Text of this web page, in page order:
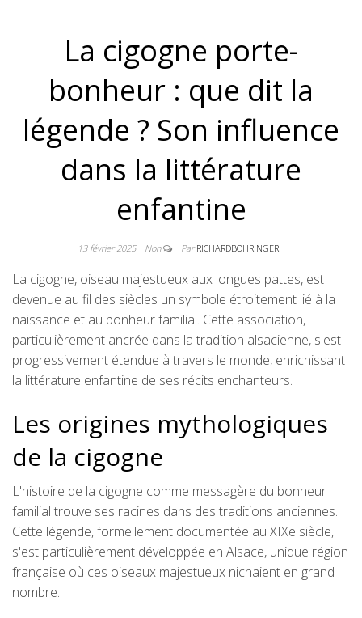
La cigogne porte-
bonheur : que dit la
légende ? Son influence
dans la littérature
enfantine
13 février 2025 Non ParRICHARDBOHRINGER
La cigogne, oiseau majestueux aux longues pattes, est
devenue au fil des siècles un symbole étroitement lié à la
naissance et au bonheur familial. Cette association,
particulièrement ancrée dans la tradition alsacienne, s'est
progressivement étendue à travers le monde, enrichissant
la littérature enfantine de ses récits enchanteurs.
Les origines mythologiques
de la cigogne
L'histoire de la cigogne comme messagère du bonheur
familial trouve ses racines dans des traditions anciennes.
Cette légende, formellement documentée au XIXe siècle,
s'est particulièrement développée en Alsace, unique région
française où ces oiseaux majestueux nichaient en grand
nombre.